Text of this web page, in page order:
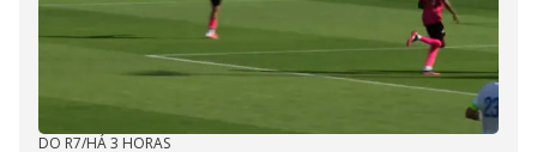
DO R7/HÁ 3 HORAS